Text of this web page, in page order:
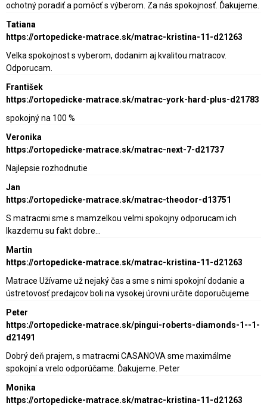
ochotný poradiť a pomôcť s výberom. Za nás spokojnosť. Ďakujeme.
Tatiana
https://ortopedicke-matrace.sk/matrac-kristina-11-d21263
Velka spokojnost s vyberom, dodanim aj kvalitou matracov.
Odporucam.
František
https://ortopedicke-matrace.sk/matrac-york-hard-plus-d21783
spokojný na 100 %
Veronika
https://ortopedicke-matrace.sk/matrac-next-7-d21737
Najlepsie rozhodnutie
Jan
https://ortopedicke-matrace.sk/matrac-theodor-d13751
S matracmi sme s mamzelkou velmi spokojny odporucam ich
lkazdemu su fakt dobre…
Martin
https://ortopedicke-matrace.sk/matrac-kristina-11-d21263
Matrace Užívame už nejaký čas a sme s nimi spokojní dodanie a
ústretovosť predajcov boli na vysokej úrovni určite doporučujeme
Peter
https://ortopedicke-matrace.sk/pingui-roberts-diamonds-1--1-
d21491
Dobrý deň prajem, s matracmi CASANOVA sme maximálme
spokojní a vrelo odporúčame. Ďakujeme. Peter
Monika
https://ortopedicke-matrace.sk/matrac-kristina-11-d21263